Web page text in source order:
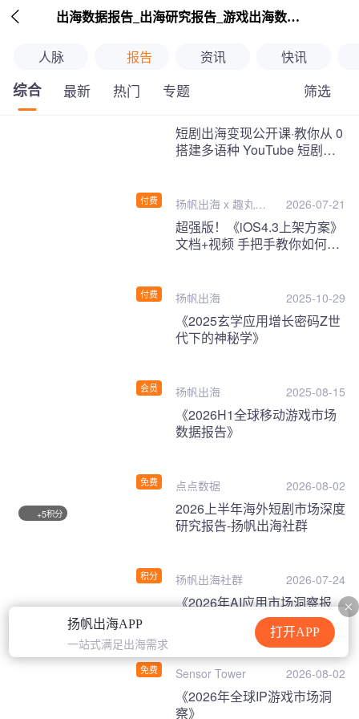
扬帆出海APP
一站式满足出海需求
打开APP
 出海数据报告_出海研究报告_游戏出海数据报告_海外趋势分析-扬帆出海
人脉 报告 资讯 快讯
综合 最新 热门 专题 筛选
继续下拉刷新
付费
短剧出海变现公开课·教你从 0
搭建多语种 YouTube 短剧频
扬帆出海 x 趣丸千 2026-07-21
付费
超强版！《iOS4.3上架方案》
文档+视频 手把手教你如何一
扬帆出海 2025-10-29
会员
《2025玄学应用增长密码Z世
代下的神秘学》
扬帆出海 2025-08-15
免费
《2026H1全球移动游戏市场
数据报告》
点点数据 2026-08-02
+5积分
积分
2026上半年海外短剧市场深度
研究报告-扬帆出海社群
扬帆出海社群 2026-07-24
免费
《2026年AI应用市场洞察报
Sensor Tower 2026-08-02
《2026年全球IP游戏市场洞
察》